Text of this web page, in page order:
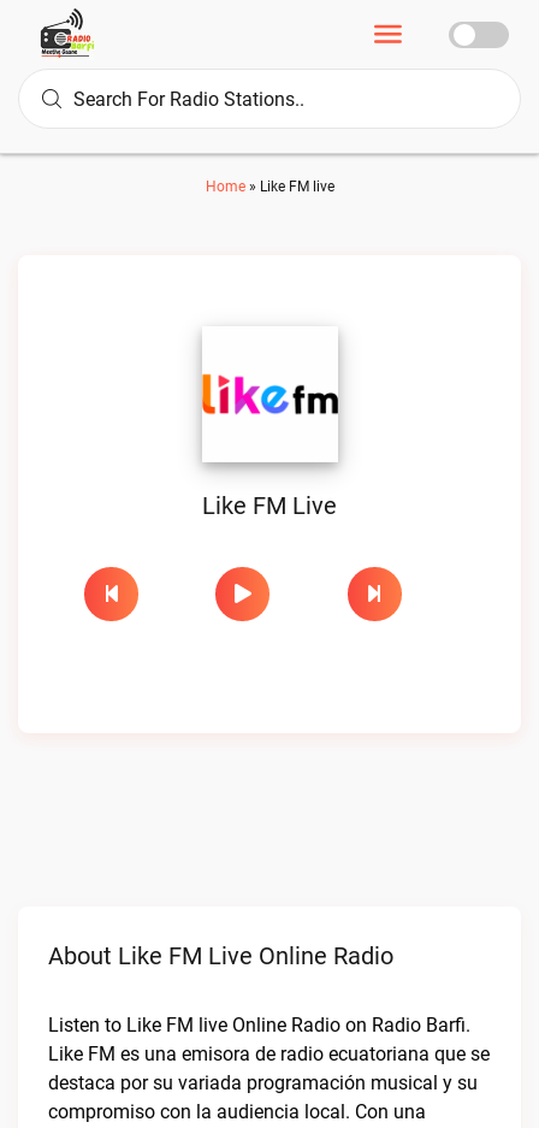
Home» Like FM live
Like FM Live
About Like FM Live Online Radio
Listen to Like FM live Online Radio on Radio Barfi.
Like FM es una emisora de radio ecuatoriana que se
destaca por su variada programación musical y su
compromiso con la audiencia local. Con una